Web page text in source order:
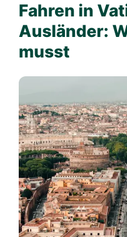
Fahren in
Ausländer:
musst